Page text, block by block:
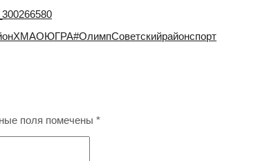
#ОлимпСоветскийрайонспорт
поля помечены *